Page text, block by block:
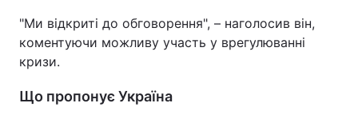
"Ми відкриті до обговорення", – наголосив він,
коментуючи можливу участь у врегулюванні
кризи.
Що пропонує Україна